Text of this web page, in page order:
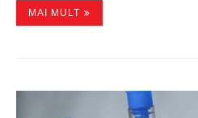
MAI MULT